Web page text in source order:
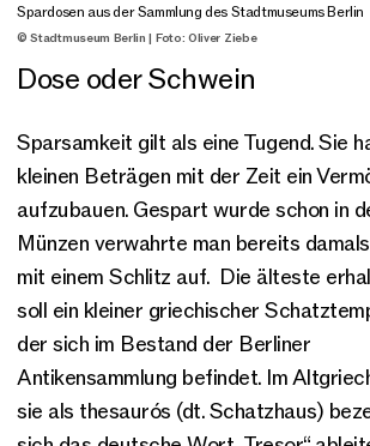
Spardosen aus der Sammlung des Stadtmuseums Berlin
© Stadtmuseum Berlin | Foto: Oliver Ziebe
Dose oder Schwein
Sparsamkeit gilt als eine Tugend. Sie
kleinen Beträgen mit der Zeit ein
aufzubauen. Gespart wurde schon in
Münzen verwahrte man bereits
mit einem Schlitz auf. Die älteste
soll ein kleiner griechischer
der sich im Bestand der Berliner
Antikensammlung befindet. Im
sie als thesaurós (dt. Schatzhaus)